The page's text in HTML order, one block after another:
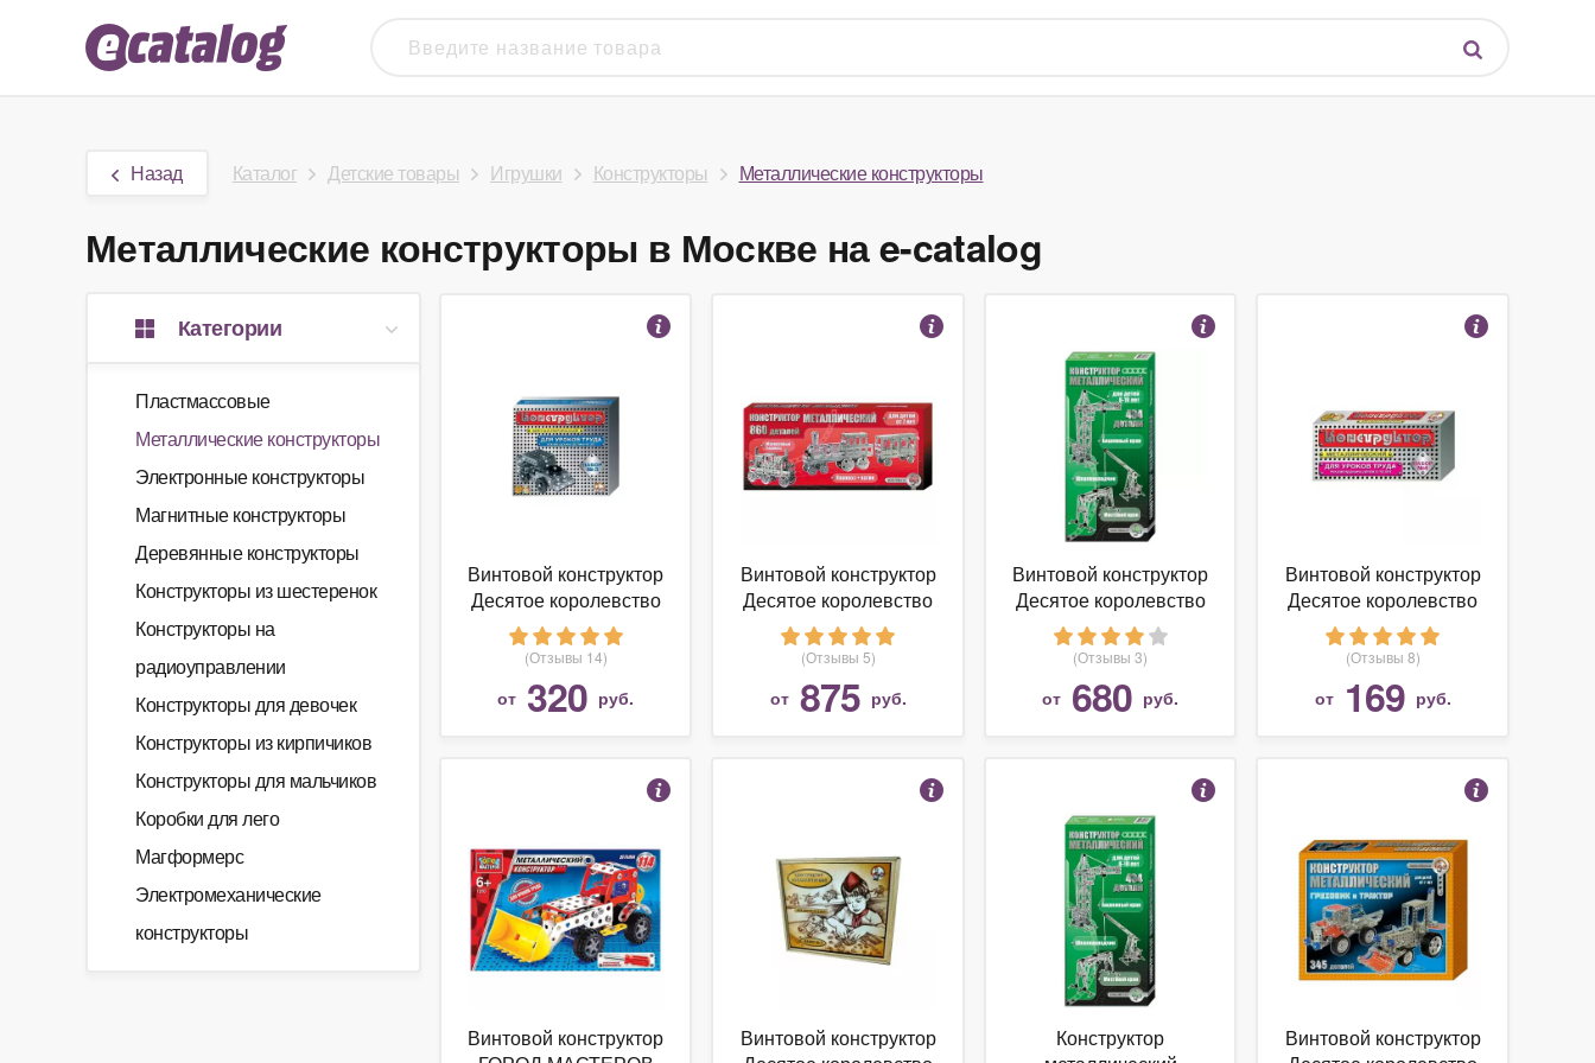
Назад Каталог Детские товары Игрушки Конструкторы Металлические конструкторы
Металлические конструкторы в Москве на e-catalog
Категории
Пластмассовые
Металлические конструкторы
Электронные конструкторы
Магнитные конструкторы
Деревянные конструкторы
Конструкторы из шестеренок
Конструкторы на
радиоуправлении
Конструкторы для девочек
Конструкторы из кирпичиков
Конструкторы для мальчиков
Коробки для лего
Магформерс
Электромеханические
конструкторы
Винтовой конструктор
Десятое королевство
Конструктор
металлический для
уроков труда 00843
№3
(Отзывы 14)
от 320 руб.
Винтовой конструктор
Десятое королевство
Как раньше 00948
Железная дорога
(Отзывы 5)
от 875 руб.
Винтовой конструктор
Десятое королевство
Как раньше 00865
Краны
(Отзывы 3)
от 680 руб.
Винтовой конструктор
Десятое королевство
Конструктор
металлический для
уроков труда 00851
№4
(Отзывы 8)
от 169 руб.
Винтовой конструктор
Винтовой конструктор
Конструктор
Винтовой конструктор